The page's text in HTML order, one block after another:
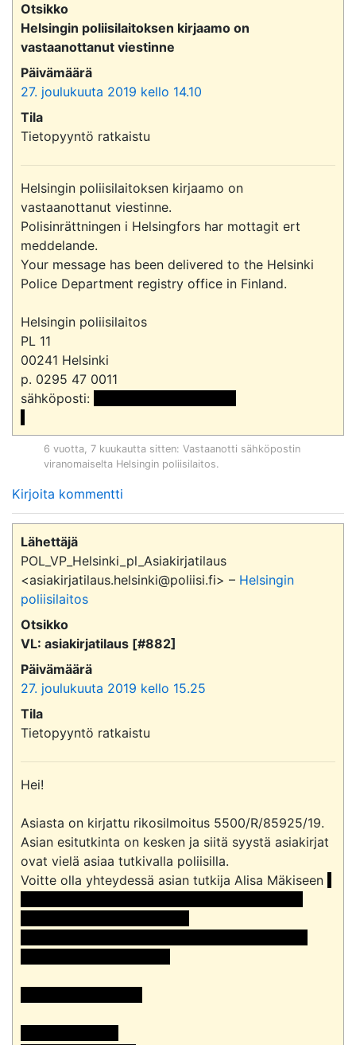
Otsikko
Helsingin poliisilaitoksen kirjaamo on
vastaanottanut viestinne
Päivämäärä
27. joulukuuta 2019 kello 14.10
Tila
Tietopyyntö ratkaistu
Helsingin poliisilaitoksen kirjaamo on
vastaanottanut viestinne.
Polisinrättningen i Helsingfors har mottagit ert
meddelande.
Your message has been delivered to the Helsinki
Police Department registry office in Finland.
Helsingin poliisilaitos
PL 11
00241 Helsinki
p. 0295 47 0011
sähköposti:
6 vuotta, 7 kuukautta sitten: Vastaanotti sähköpostin
viranomaiselta Helsingin poliisilaitos.
Kirjoita kommentti
Lähettäjä
POL_VP_Helsinki_pl_Asiakirjatilaus
<asiakirjatilaus.helsinki@poliisi.fi> – Helsingin
poliisilaitos
Otsikko
VL: asiakirjatilaus [#882]
Päivämäärä
27. joulukuuta 2019 kello 15.25
Tila
Tietopyyntö ratkaistu
Hei!
Asiasta on kirjattu rikosilmoitus 5500/R/85925/19.
Asian esitutkinta on kesken ja siitä syystä asiakirjat
ovat vielä asiaa tutkivalla poliisilla.